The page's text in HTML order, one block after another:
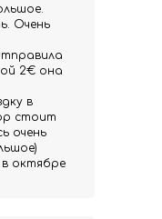
Очень
2€ она
в
стоит
очень
октябре